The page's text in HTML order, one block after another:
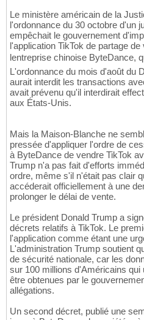
Le ministère américain de la
l'ordonnance du 30 octobre d'un
empêchait le gouvernement
l'application TikTok de partage
lentreprise chinoise ByteDance,
L'ordonnance du mois d'août du
aurait interdit les transactions
avait prévenu qu'il interdirait
aux États-Unis.
Mais la Maison-Blanche ne
pressée d'appliquer l'ordre de
à ByteDance de vendre TikTok
Trump n'a pas fait d'efforts
ordre, même s'il n'était pas clair
accéderait officiellement à une
prolonger le délai de vente.
Le président Donald Trump a
décrets relatifs à TikTok. Le
l'application comme étant une
L'administration Trump soutient
de sécurité nationale, car les
sur 100 millions d'Américains qui
être obtenues par le
allégations.
Un second décret, publié une